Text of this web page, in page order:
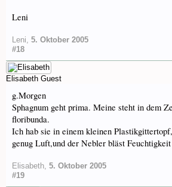
Leni
Leni, 5. Oktober 2005
#18
Elisabeth Guest
g.Morgen
Sphagnum geht prima. Meine steht in dem
floribunda.
Ich hab sie in einem kleinen
genug Luft,und der Nebler bläst
Elisabeth, 5. Oktober 2005
#19